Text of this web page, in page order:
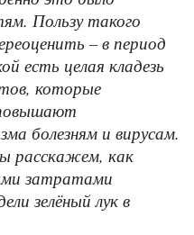
Пользу такого
– в период
есть целая кладезь
которые
болезням и вирусам.
расскажем, как
затратами
зелёный лук в